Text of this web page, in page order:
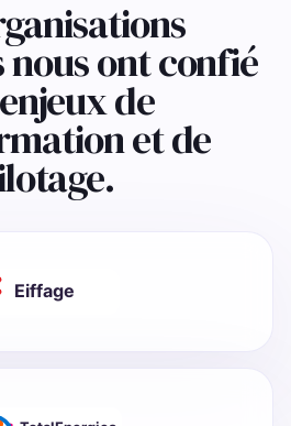
nous ont confié
de
et de